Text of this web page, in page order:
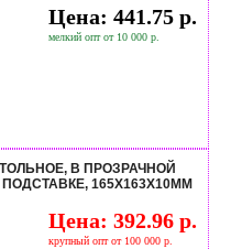
Цена: 441.75 р.
мелкий опт от 10 000 р.
В ПРОЗРАЧНОЙ
165X163Х10ММ
Цена: 392.96 р.
крупный опт от 100 000 р.